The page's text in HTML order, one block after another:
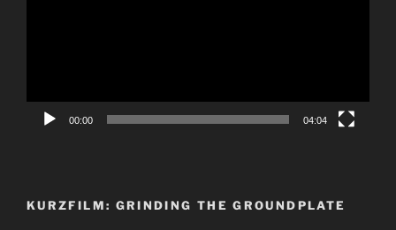
00:00 04:04
KURZFILM: GRINDING THE GROUNDPLATE